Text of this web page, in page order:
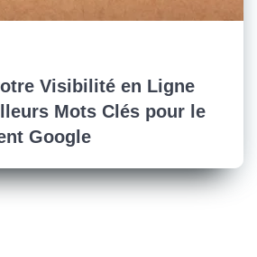
Visibilité en Ligne
Mots Clés pour le
Google